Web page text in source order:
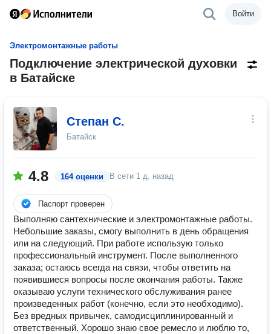
Войти
Электромонтажные работы
Подключение электрической духовки
в Батайске
Степан С.
Батайск
4.8 164 оценки В сети 1 д. назад
Паспорт проверен
Выполняю сантехнические и электромонтажные работы.
Небольшие заказы, смогу выполнить в день обращения
или на следующий. При работе использую только
профессиональный инструмент. После выполненного
заказа; остаюсь всегда на связи, чтобы ответить на
появившиеся вопросы после окончания работы. Также
оказываю услуги технического обслуживания ранее
произведенных работ (конечно, если это необходимо).
Без вредных привычек, самодисциплинированный и
ответственный. Хорошо знаю свое ремесло и люблю то,